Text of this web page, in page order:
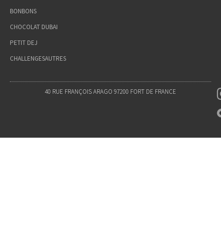
BONBONS
CHOCOLAT DUBAI
PETIT DEJ
CHALLENGESAUTRES
40 RUE FRANÇOIS ARAGO 97200 FORT DE FRANCE